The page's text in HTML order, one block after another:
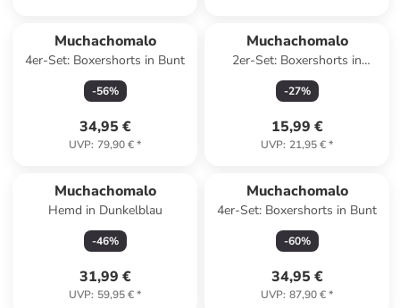
Muchachomalo
4er-Set: Boxershorts in Bunt
-56%
34,95 €
UVP: 79,90 €*
Muchachomalo
2er-Set: Boxershorts in
Schwarz/ Hellgrün
-27%
15,99 €
UVP: 21,95 €*
Muchachomalo
Hemd in Dunkelblau
-46%
31,99 €
UVP: 59,95 €*
Muchachomalo
4er-Set: Boxershorts in Bunt
-60%
34,95 €
UVP: 87,90 €*